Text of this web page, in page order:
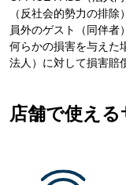
（反社会的勢力の排
員外のゲスト（同伴者
何らかの損害を与えた
法人）に対して損害賠
店舗で使える